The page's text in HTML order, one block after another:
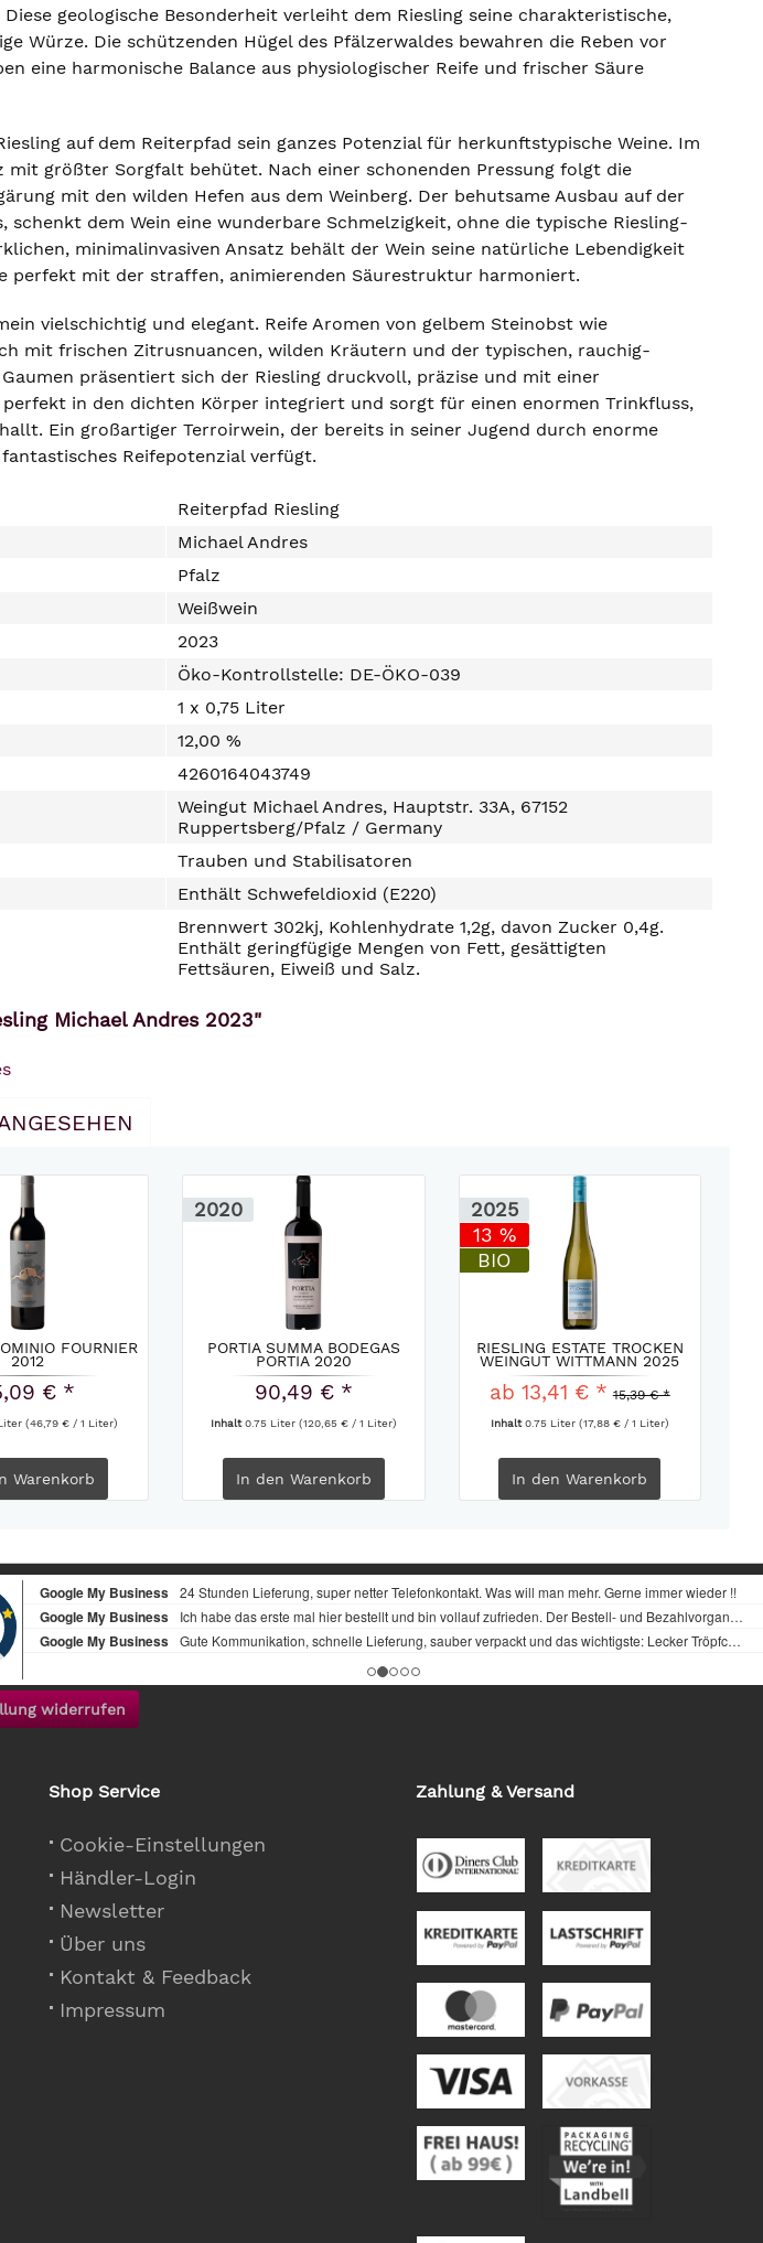
geologische Besonderheit verleiht dem Riesling seine charakteristische,
Würze. Die schützenden Hügel des Pfälzerwaldes bewahren die Reben vor
eine harmonische Balance aus physiologischer Reife und frischer Säure
auf dem Reiterpfad sein ganzes Potenzial für herkunftstypische Weine. Im
mit größter Sorgfalt behütet. Nach einer schonenden Pressung folgt die
mit den wilden Hefen aus dem Weinberg. Der behutsame Ausbau auf der
dem Wein eine wunderbare Schmelzigkeit, ohne die typische Riesling-
minimalinvasiven Ansatz behält der Wein seine natürliche Lebendigkeit
perfekt mit der straffen, animierenden Säurestruktur harmoniert.
vielschichtig und elegant. Reife Aromen von gelbem Steinobst wie
mit frischen Zitrusnuancen, wilden Kräutern und der typischen, rauchig-
präsentiert sich der Riesling druckvoll, präzise und mit einer
in den dichten Körper integriert und sorgt für einen enormen Trinkfluss,
Ein großartiger Terroirwein, der bereits in seiner Jugend durch enorme
Reifepotenzial verfügt.
Reiterpfad Riesling
Michael Andres
Pfalz
Weißwein
2023
Öko-Kontrollstelle: DE-ÖKO-039
1 x 0,75 Liter
12,00 %
4260164043749
Weingut Michael Andres, Hauptstr. 33A, 67152
Ruppertsberg/Pfalz / Germany
Trauben und Stabilisatoren
Enthält Schwefeldioxid (E220)
Brennwert 302kj, Kohlenhydrate 1,2g, davon Zucker 0,4g.
Enthält geringfügige Mengen von Fett, gesättigten
Fettsäuren, Eiweiß und Salz.
Michael Andres 2023"
FOURNIER
2012
€ *
(46,79 € / 1 Liter)
Warenkorb
2020
PORTIA SUMMA BODEGAS
PORTIA 2020
90,49 € *
Inhalt0.75 Liter (120,65 € / 1 Liter)
In den Warenkorb
2025
13 %
BIO
RIESLING ESTATE TROCKEN
WEINGUT WITTMANN 2025
ab 13,41 € * 15,39 € *
Inhalt0.75 Liter (17,88 € / 1 Liter)
In den Warenkorb
widerrufen
Shop Service
Cookie-Einstellungen
Händler-Login
Newsletter
Über uns
Kontakt & Feedback
Impressum
Zahlung & Versand